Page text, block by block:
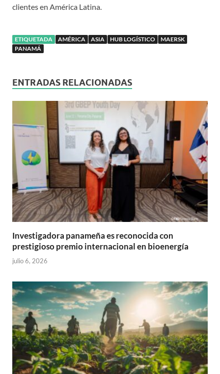
clientes en América Latina.
ETIQUETADA AMÉRICA ASIA HUB LOGÍSTICO
MAERSK
PANAMÁ
ENTRADAS RELACIONADAS
Investigadora panameña es reconocida con
prestigioso premio internacional en bioenergía
julio 6, 2026